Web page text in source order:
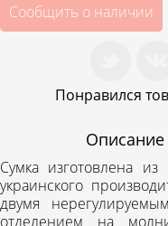
Сообщить о наличии
Понравился
Описание
Сумка изготовлена из
украинского
двумя
отделением на